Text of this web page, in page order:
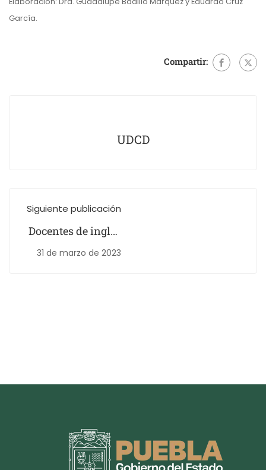
García.
Compartir:
UDCD
Siguiente publicación
Docentes de inglés
del BINE obtienen
31 de marzo de 2023